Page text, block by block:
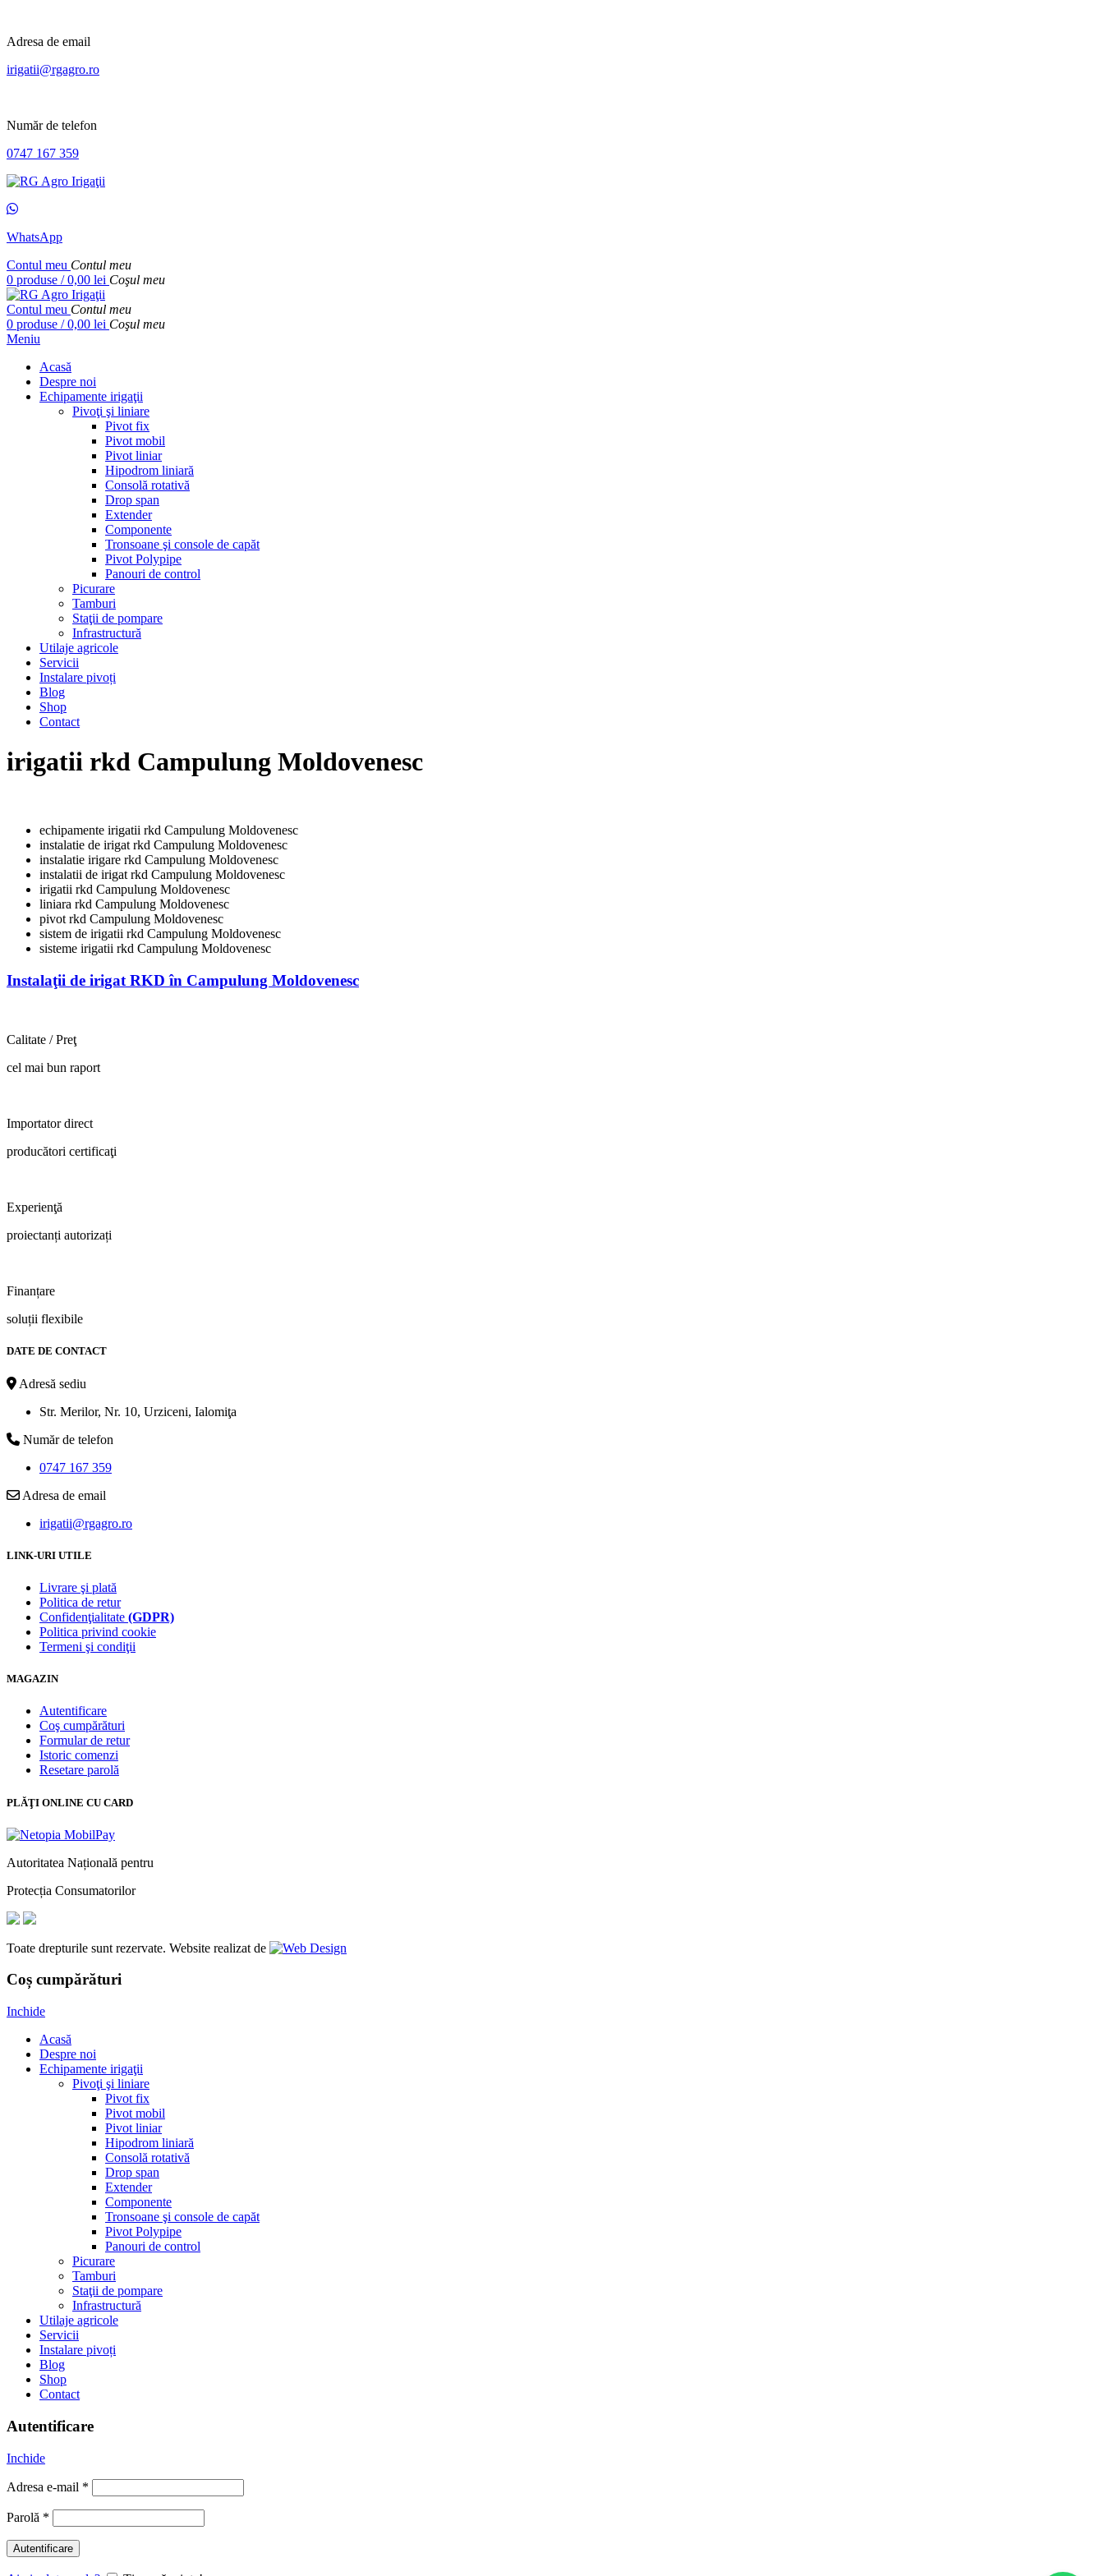
Adresa de email
irigatii@rgagro.ro
Număr de telefon
0747 167 359
WhatsApp
Contul meu Contul meu
0 produse / 0,00 lei Coşul meu
Contul meu Contul meu
0 produse / 0,00 lei Coşul meu
Meniu
Acasă
Despre noi
Echipamente irigaţii
Pivoţi şi liniare
Pivot fix
Pivot mobil
Pivot liniar
Hipodrom liniară
Consolă rotativă
Drop span
Extender
Componente
Tronsoane şi console de capăt
Pivot Polypipe
Panouri de control
Picurare
Tamburi
Staţii de pompare
Infrastructură
Utilaje agricole
Servicii
Instalare pivoți
Blog
Shop
Contact
irigatii rkd Campulung Moldovenesc
echipamente irigatii rkd Campulung Moldovenesc
instalatie de irigat rkd Campulung Moldovenesc
instalatie irigare rkd Campulung Moldovenesc
instalatii de irigat rkd Campulung Moldovenesc
irigatii rkd Campulung Moldovenesc
liniara rkd Campulung Moldovenesc
pivot rkd Campulung Moldovenesc
sistem de irigatii rkd Campulung Moldovenesc
sisteme irigatii rkd Campulung Moldovenesc
Instalaţii de irigat RKD în Campulung Moldovenesc
Calitate / Preţ
cel mai bun raport
Importator direct
producători certificaţi
Experienţă
proiectanți autorizați
Finanțare
soluții flexibile
DATE DE CONTACT
Adresă sediu
Str. Merilor, Nr. 10, Urziceni, Ialomiţa
Număr de telefon
0747 167 359
Adresa de email
irigatii@rgagro.ro
LINK-URI UTILE
Livrare şi plată
Politica de retur
Confidenţialitate (GDPR)
Politica privind cookie
Termeni şi condiţii
MAGAZIN
Autentificare
Coş cumpărături
Formular de retur
Istoric comenzi
Resetare parolă
PLĂŢI ONLINE CU CARD
Autoritatea Națională pentru
Protecția Consumatorilor
Toate drepturile sunt rezervate. Website realizat de
Coș cumpărături
Inchide
Acasă
Despre noi
Echipamente irigaţii
Pivoţi şi liniare
Pivot fix
Pivot mobil
Pivot liniar
Hipodrom liniară
Consolă rotativă
Drop span
Extender
Componente
Tronsoane şi console de capăt
Pivot Polypipe
Panouri de control
Picurare
Tamburi
Staţii de pompare
Infrastructură
Utilaje agricole
Servicii
Instalare pivoți
Blog
Shop
Contact
Autentificare
Inchide
Adresa e-mail *
Parolă *
Autentificare